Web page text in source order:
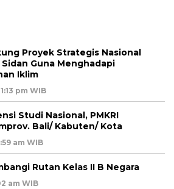
Proyek Strategis Nasional
Guna Menghadapi
Iklim
pm WIB
Studi Nasional, PMKRI
Bali/ Kabuten/ Kota
am WIB
Rutan Kelas II B Negara
am WIB